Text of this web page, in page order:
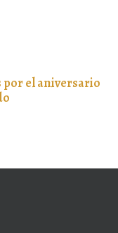
por el aniversario